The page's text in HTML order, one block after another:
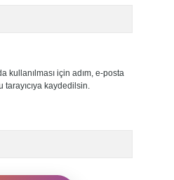
kullanılması için adım, e-posta
kaydedilsin.